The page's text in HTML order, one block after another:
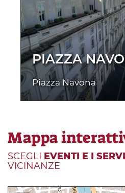
PIAZZA
Piazza Navona
Mappa
SCEGLI EVENTI E I
VICINANZE